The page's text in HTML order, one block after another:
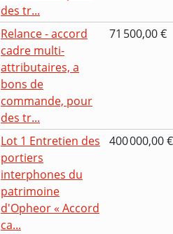
des tr...
Relance - accord
cadre multi-
attributaires, a
bons de
commande, pour
des tr...
71 500,00 €
Lot 1 Entretien des
portiers
interphones du
patrimoine
d'Opheor « Accord
ca...
400 000,00 €